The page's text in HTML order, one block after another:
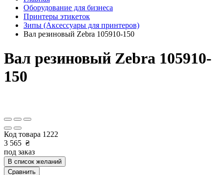
Оборудование для бизнеса
Принтеры этикеток
Зипы (Аксессуары для принтеров)
Вал резиновый Zebra 105910-150
Вал резиновый Zebra 105910-
150
Код товара 1222
3 565 ₴
под заказ
В список желаний
Сравнить